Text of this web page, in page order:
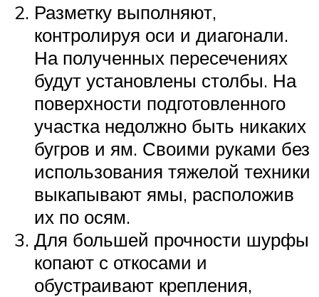
Разметку выполняют,
контролируя оси и диагонали.
На полученных пересечениях
будут установлены столбы. На
поверхности подготовленного
участка недолжно быть никаких
бугров и ям. Своими руками без
использования тяжелой техники
выкапывают ямы, расположив
их по осям.
Для большей прочности шурфы
копают с откосами и
обустраивают крепления,